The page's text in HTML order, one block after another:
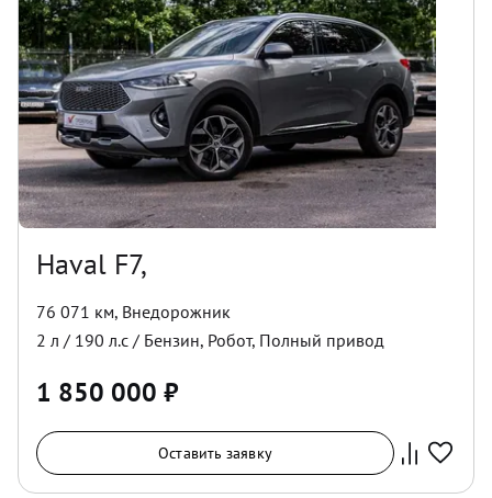
Haval F7,
76 071 км, Внедорожник
2 л / 190 л.с / Бензин, Робот, Полный привод
1 850 000 ₽
Оставить заявку